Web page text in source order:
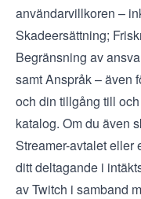
användarvillkoren –
Skadeersättning;
Begränsning av
samt Anspråk – även
och din tillgång till
katalog. Om du även
Streamer-avtaleteller
ditt deltagande i
av Twitch i samband